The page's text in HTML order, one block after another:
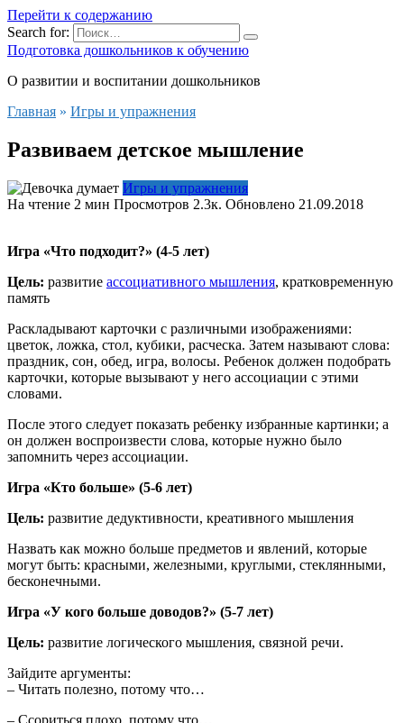
Перейти к содержанию
Search for:
Подготовка дошкольников к обучению
О развитии и воспитании дошкольников
Главная » Игры и упражнения
Развиваем детское мышление
Игры и упражнения
На чтение 2 мин Просмотров 2.3к. Обновлено 21.09.2018
Игра «Что подходит?» (4-5 лет)
Цель: развитие ассоциативного мышления, кратковременную
память
Раскладывают карточки с различными изображениями:
цветок, ложка, стол, кубики, расческа. Затем называют слова:
праздник, сон, обед, игра, волосы. Ребенок должен подобрать
карточки, которые вызывают у него ассоциации с этими
словами.
После этого следует показать ребенку избранные картинки; а
он должен воспроизвести слова, которые нужно было
запомнить через ассоциации.
Игра «Кто больше» (5-6 лет)
Цель: развитие дедуктивности, креативного мышления
Назвать как можно больше предметов и явлений, которые
могут быть: красными, железными, круглыми, стеклянными,
бесконечными.
Игра «У кого больше доводов?» (5-7 лет)
Цель: развитие логического мышления, связной речи.
Зайдите аргументы:
– Читать полезно, потому что…
– Ссориться плохо, потому что…